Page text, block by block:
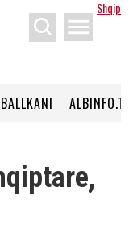
Shqip
menu
ALBINFO.TV